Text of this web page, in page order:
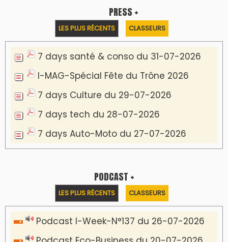
Podcast Eco-Business du 20-07-2026
Podcast IA-MAG-07 du 22-07-2026
Podcast I-Week N°136-19-07-2026
Podcast I-débats N31 du 18-07-2026
Communiqué de presse
Marrakech : le Musée Yves Saint Laurent fait
du mois d'août un rendez-vous